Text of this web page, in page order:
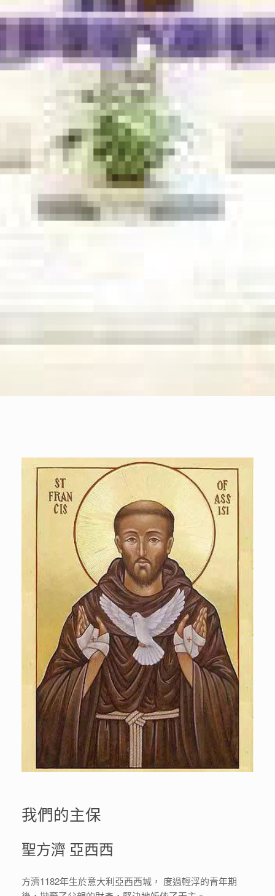
我們的主保
聖方濟 亞西西
方濟1182年生於意大利亞西西城， 度過輕浮的青年期